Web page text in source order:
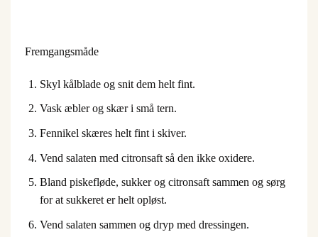
Fremgangsmåde
Skyl kålblade og snit dem helt fint.
Vask æbler og skær i små tern.
Fennikel skæres helt fint i skiver.
Vend salaten med citronsaft så den ikke oxidere.
Bland piskefløde, sukker og citronsaft sammen og sørg
for at sukkeret er helt opløst.
Vend salaten sammen og dryp med dressingen.